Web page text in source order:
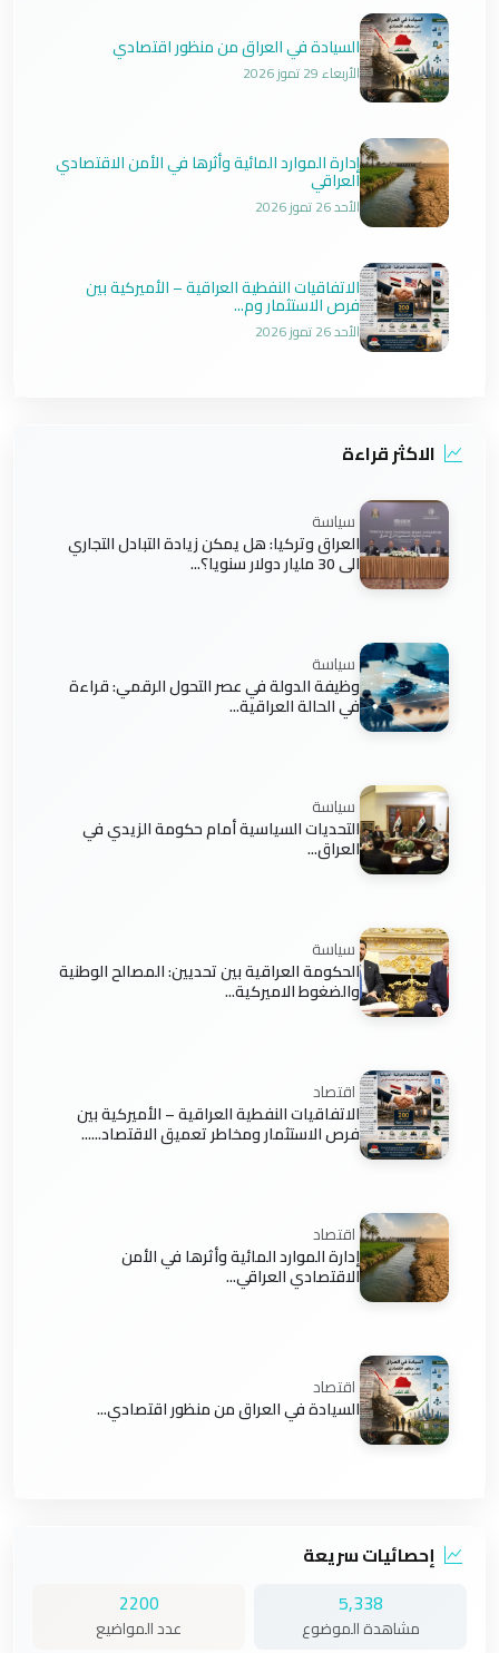
السيادة في العراق من منظور اقتصادي
الأربعاء 29 تموز 2026
إدارة الموارد المائية وأثرها في الأمن الاقتصادي
العراقي
الأحد 26 تموز 2026
الاتفاقيات النفطية العراقية – الأميركية بين
فرص الاستثمار وم...
الأحد 26 تموز 2026
الاكثر قراءة
سياسة
العراق وتركيا: هل يمكن زيادة التبادل التجاري
الى 30 مليار دولار سنويا؟...
سياسة
وظيفة الدولة في عصر التحول الرقمي: قراءة
في الحالة العراقية...
سياسة
التحديات السياسية أمام حكومة الزيدي في
العراق...
سياسة
الحكومة العراقية بين تحديين: المصالح الوطنية
والضغوط الاميركية...
اقتصاد
الاتفاقيات النفطية العراقية – الأميركية بين
فرص الاستثمار ومخاطر تعميق الاقتصاد......
اقتصاد
إدارة الموارد المائية وأثرها في الأمن
الاقتصادي العراقي...
اقتصاد
السيادة في العراق من منظور اقتصادي...
إحصائيات سريعة
5,338
مشاهدة الموضوع
2200
عدد المواضيع